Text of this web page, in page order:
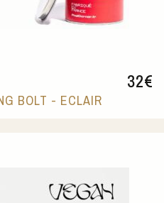
32€
BOLT - ECLAIR